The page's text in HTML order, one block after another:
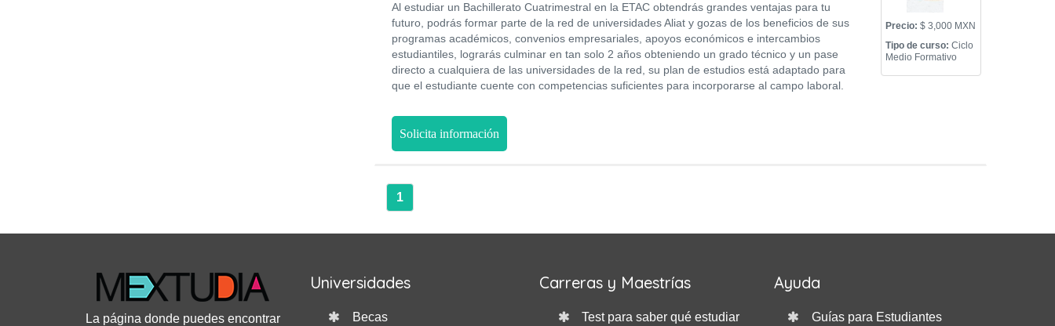
Al estudiar un Bachillerato Cuatrimestral en la ETAC obtendrás grandes ventajas para tu
futuro, podrás formar parte de la red de universidades Aliat y gozas de los beneficios de sus
programas académicos, convenios empresariales, apoyos económicos e intercambios
estudiantiles, lograrás culminar en tan solo 2 años obteniendo un grado técnico y un pase
directo a cualquiera de las universidades de la red, su plan de estudios está adaptado para
que el estudiante cuente con competencias suficientes para incorporarse al campo laboral.
Precio: $ 3,000 MXN
Tipo de curso: Ciclo
Medio Formativo
Solicita información
1
La página donde puedes encontrar
Universidades
Becas
Carreras y Maestrías
Test para saber qué estudiar
Ayuda
Guías para Estudiantes